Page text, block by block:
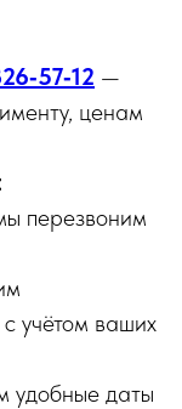
—
ценам
перезвоним
учётом ваших
удобные даты